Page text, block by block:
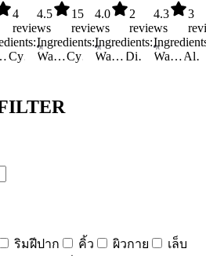
Ci 77007 (ultramarines) CI 77491 CI 77492 CI 77891 (Titanium Dioxide) Citrus Aurantium Amara (Bitter Orange) Flower Extract Disodium EDTA
Mica CI 77891 Polyethylene Dimethiconol Cetearyl Ethylhexanoate Trimethicone Silicate Dimethiconol Stearate
4
reviews
Eau
Cyclopentasiloxane Ethylhexyl Methoxycinnamate Cetyl PEG/PPG-10/1 Dimethicone Butylene Glycol Isononyl Isononanoate Sorbitan Olivate
4.5
15
reviews
Ingredients:
Water/Aqua/Eau
Cyclohexasiloxane Nylon-12 Isododecane Alcohol Denat.
4.0
2
reviews
Ingredients:
Water/Aqua/Eau
Dimethiconol Cyclopentasiloxane
4.3
3
Water/Aqua/Eau
ริมฝีปาก คิ้ว ผิวกาย
เล็บ